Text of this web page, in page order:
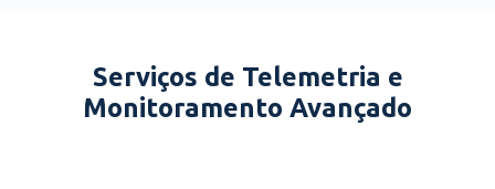
Serviços de Telemetria e
Monitoramento Avançado